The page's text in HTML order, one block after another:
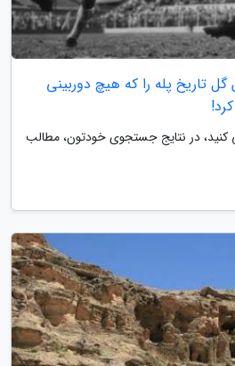
تاریخ پله را که هیچ دوربینی
در نتایج جستجوی خودتون، مطالب